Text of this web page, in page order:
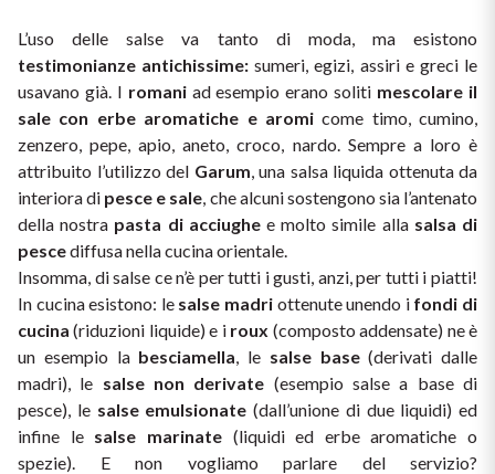
Melini
Monogram
Nino Negri
Re Manfredi
Santi
Tenuta Rapitala'
Vigneti La Selvanella
Vedi tutti
Nebbiolo
Negroamaro
Nero D'Avola
Pinot Grigio
Pinot Nero
Primitivo
Prosecco
Recioto
Il Re dei rossi
Scopri i vini
I BIANCHI DI
SICILIA
I profumi di un'isola
Scopri di più
testimonianze antichissime: sumeri, egizi, assiri e greci le
usavano già. I romani ad esempio erano soliti mescolare il
sale con erbe aromatiche e aromi come timo, cumino,
zenzero, pepe, apio, aneto, croco, nardo. Sempre a loro è
attribuito l’utilizzo del Garum, una salsa liquida ottenuta da
interiora di pesce e sale, che alcuni sostengono sia l’antenato
della nostra pasta di acciughe e molto simile alla salsa di
pesce diffusa nella cucina orientale.
Insomma, di salse ce n’è per tutti i gusti, anzi, per tutti i piatti!
In cucina esistono: le salse madri ottenute unendo i fondi di
cucina (riduzioni liquide) e i roux (composto addensate) ne è
un esempio la besciamella, le salse base (derivati dalle
madri), le salse non derivate (esempio salse a base di
pesce), le salse emulsionate (dall’unione di due liquidi) ed
infine le salse marinate (liquidi ed erbe aromatiche o
spezie). E non vogliamo parlare del servizio?